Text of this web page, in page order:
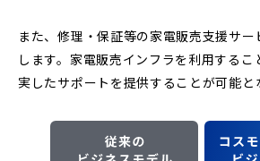
また、修理・保証等の家電販売支援サ
します。家電販売インフラを利用する
実したサポートを提供することが可能と